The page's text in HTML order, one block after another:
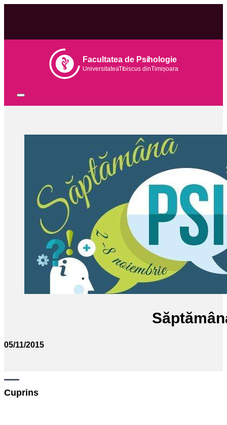
Universitatea Tibiscus din Timișoara
Facultatea de Psihologie
05/11/2015
Cuprins